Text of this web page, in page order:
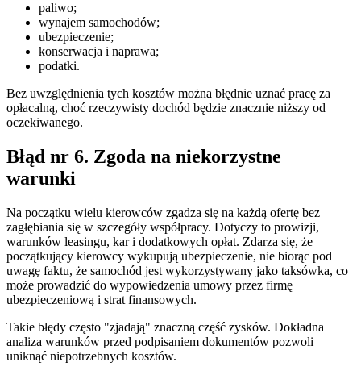
paliwo;
wynajem samochodów;
ubezpieczenie;
konserwacja i naprawa;
podatki.
Bez uwzględnienia tych kosztów można błędnie uznać pracę za
opłacalną, choć rzeczywisty dochód będzie znacznie niższy od
oczekiwanego.
Błąd nr 6. Zgoda na niekorzystne
warunki
Na początku wielu kierowców zgadza się na każdą ofertę bez
zagłębiania się w szczegóły współpracy. Dotyczy to prowizji,
warunków leasingu, kar i dodatkowych opłat. Zdarza się, że
początkujący kierowcy wykupują ubezpieczenie, nie biorąc pod
uwagę faktu, że samochód jest wykorzystywany jako taksówka, co
może prowadzić do wypowiedzenia umowy przez firmę
ubezpieczeniową i strat finansowych.
Takie błędy często "zjadają" znaczną część zysków. Dokładna
analiza warunków przed podpisaniem dokumentów pozwoli
uniknąć niepotrzebnych kosztów.